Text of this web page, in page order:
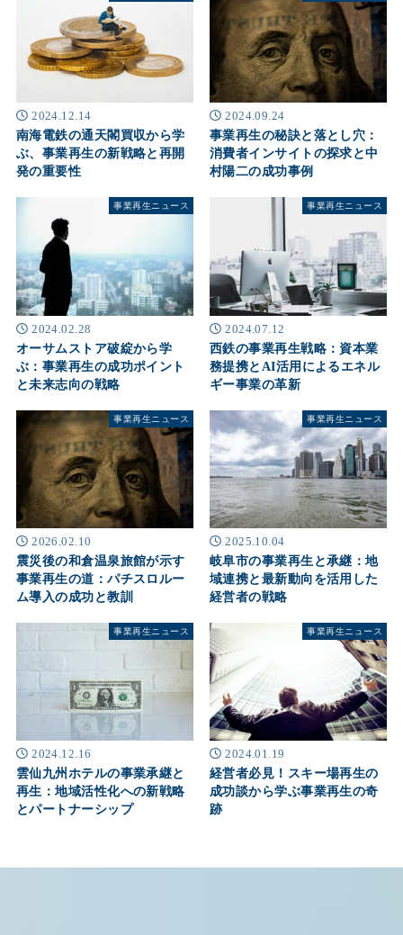
2024.12.14
南海電鉄の通天閣買収から学
ぶ、事業再生の新戦略と再開
発の重要性
2024.09.24
事業再生の秘訣と落とし穴：
消費者インサイトの探求と中
村陽二の成功事例
事業再生ニュース
2024.02.28
オーサムストア破綻から学
ぶ：事業再生の成功ポイント
と未来志向の戦略
事業再生ニュース
2024.07.12
西鉄の事業再生戦略：資本業
務提携とAI活用によるエネル
ギー事業の革新
事業再生ニュース
2026.02.10
震災後の和倉温泉旅館が示す
事業再生の道：パチスロルー
ム導入の成功と教訓
事業再生ニュース
2025.10.04
岐阜市の事業再生と承継：地
域連携と最新動向を活用した
経営者の戦略
事業再生ニュース
2024.12.16
雲仙九州ホテルの事業承継と
再生：地域活性化への新戦略
とパートナーシップ
事業再生ニュース
2024.01.19
経営者必見！スキー場再生の
成功談から学ぶ事業再生の奇
跡